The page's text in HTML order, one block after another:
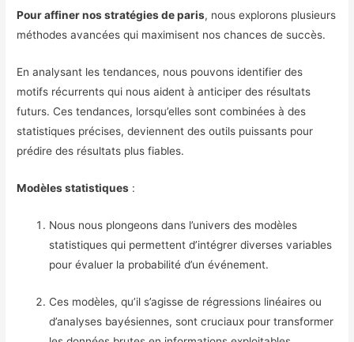
Pour affiner nos stratégies de paris, nous explorons plusieurs
méthodes avancées qui maximisent nos chances de succès.
En analysant les tendances, nous pouvons identifier des
motifs récurrents qui nous aident à anticiper des résultats
futurs. Ces tendances, lorsqu’elles sont combinées à des
statistiques précises, deviennent des outils puissants pour
prédire des résultats plus fiables.
Modèles statistiques :
Nous nous plongeons dans l’univers des modèles
statistiques qui permettent d’intégrer diverses variables
pour évaluer la probabilité d’un événement.
Ces modèles, qu’il s’agisse de régressions linéaires ou
d’analyses bayésiennes, sont cruciaux pour transformer